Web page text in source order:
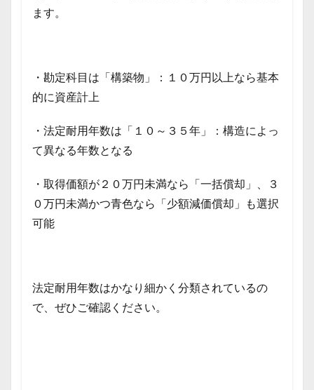
ます。
・勘定科目は「構築物」：１０万円以上なら基本
的に資産計上
・法定耐用年数は「１０～３５年」：構造によっ
て異なる年数となる
・取得価額が２０万円未満なら「一括償却」、３
０万円未満かつ青色なら「少額減価償却」も選択
可能
法定耐用年数はかなり細かく分類されているの
で、ぜひご確認ください。